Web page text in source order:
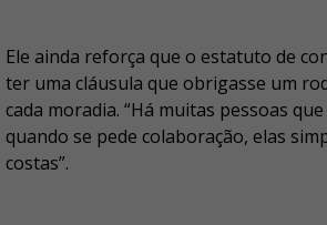
Ele ainda reforça que o estatuto de
ter uma cláusula que obrigasse um
cada moradia. “Há muitas pessoas
quando se pede colaboração, elas
costas”.